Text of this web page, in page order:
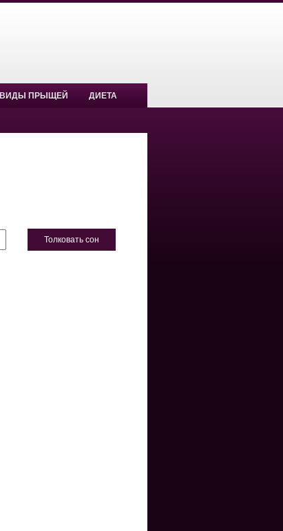
ВИДЫ ПРЫЩЕЙ ДИЕТА
Толковать сон